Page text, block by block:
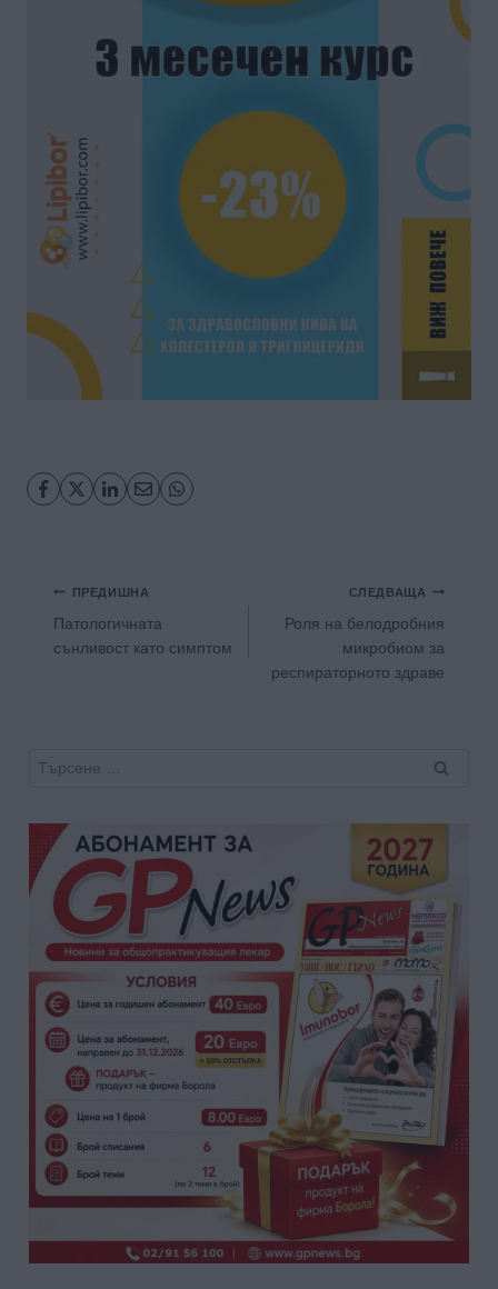
Навигация
ПРЕДИШНА
Патологичната
сънливост като симптом
СЛЕДВАЩА
Роля на белодробния
микробиом за
респираторното здраве
Търсене